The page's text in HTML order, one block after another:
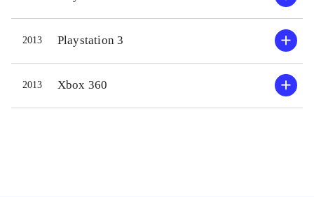
decicions", som afgør om man vil
vælge Hero-vejen eller den svære
2013 Playstation 3
2013 Xbox 360